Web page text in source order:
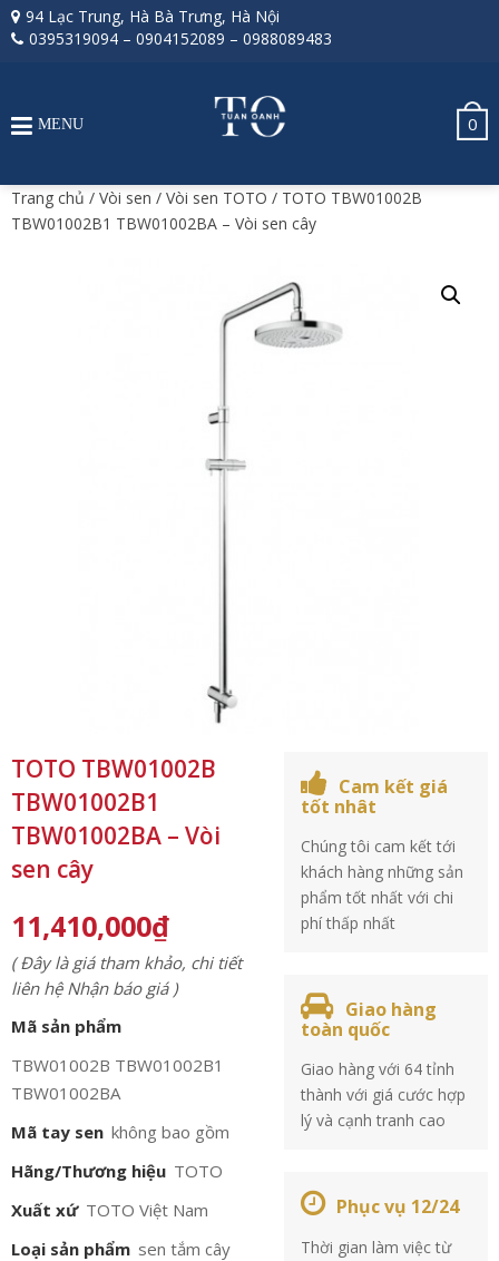
94 Lạc Trung, Hà Bà Trưng, Hà Nội
0395319094 – 0904152089 – 0988089483
0
MENU
Trang chủ / Vòi sen / Vòi sen TOTO / TOTO TBW01002B
TBW01002B1 TBW01002BA – Vòi sen cây
TOTO TBW01002B
TBW01002B1
TBW01002BA – Vòi
sen cây
11,410,000₫
( Đây là giá tham khảo, chi tiết
liên hệ Nhận báo giá )
Mã sản phẩm
TBW01002B TBW01002B1
TBW01002BA
Mã tay sen không bao gồm
Hãng/Thương hiệu TOTO
Xuất xứ TOTO Việt Nam
Loại sản phẩm sen tắm cây
Cam kết giá
tốt nhât
Chúng tôi cam kết tới
khách hàng những sản
phẩm tốt nhất với chi
phí thấp nhất
Giao hàng
toàn quốc
Giao hàng với 64 tỉnh
thành với giá cước hợp
lý và cạnh tranh cao
Phục vụ 12/24
Thời gian làm việc từ